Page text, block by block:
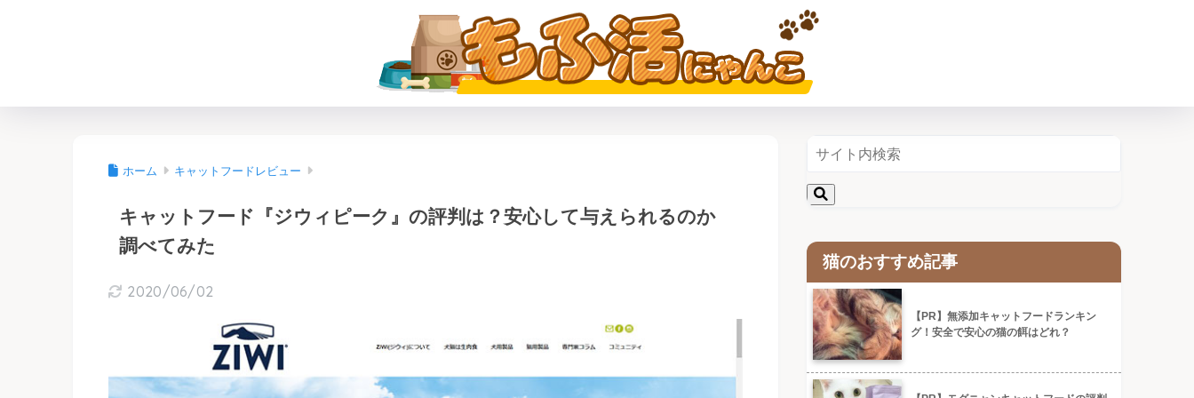
ホーム キャットフードレビュー
キャットフード『ジウィピーク』の評判は？安心して与えられるのか
調べてみた
2020/06/02
猫のおすすめ記事
【PR】無添加キャットフードランキン
グ！安全で安心の猫の餌はどれ？